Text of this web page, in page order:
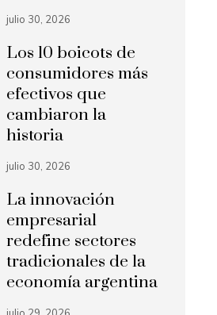
julio 30, 2026
Los 10 boicots de
consumidores más
efectivos que
cambiaron la
historia
julio 30, 2026
La innovación
empresarial
redefine sectores
tradicionales de la
economía argentina